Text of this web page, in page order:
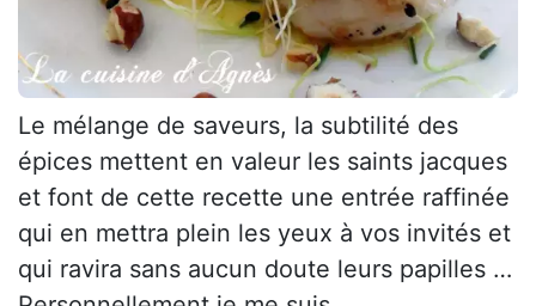
Le mélange de saveurs, la subtilité des
épices mettent en valeur les saints jacques
et font de cette recette une entrée raffinée
qui en mettra plein les yeux à vos invités et
qui ravira sans aucun doute leurs papilles …